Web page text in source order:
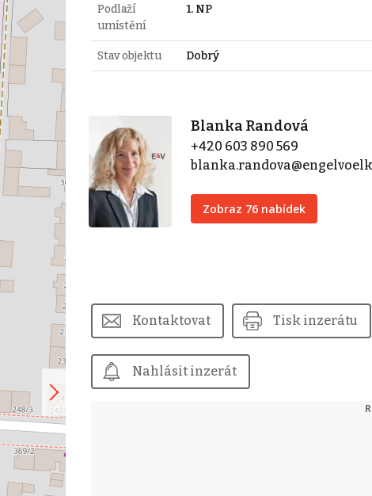
Podlaží
umístění
1. NP
Stav objektu Dobrý
Blanka Randová
+420 603 890 569
Zobraz 76 nabídek
Kontaktovat Tisk inzerátu
Nahlásit inzerát